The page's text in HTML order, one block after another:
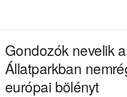
Gondozók nevelik
Állatparkban
európai bölényt